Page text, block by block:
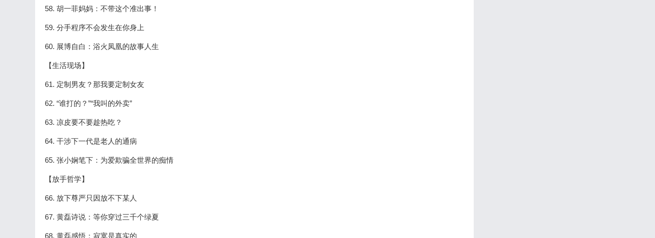
58. 胡一菲妈妈：不带这个准出事！
59. 分手程序不会发生在你身上
60. 展博自白：浴火凤凰的故事人生
【生活现场】
61. 定制男友？那我要定制女友
62. “谁打的？”“我叫的外卖”
63. 凉皮要不要趁热吃？
64. 干涉下一代是老人的通病
65. 张小娴笔下：为爱欺骗全世界的痴情
【放手哲学】
66. 放下尊严只因放不下某人
67. 黄磊诗说：等你穿过三千个绿夏
68. 黄磊感悟：寂寞是真实的